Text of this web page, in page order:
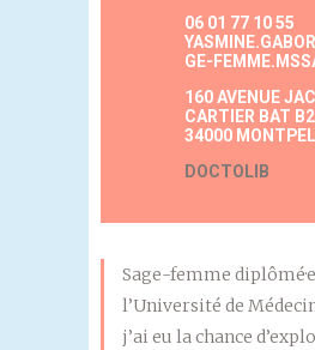
06 01 77 10 55
GE-
160 AVENUE
CARTIER BAT
34000
DOCTOLIB
Sage-femme
l’Université de
j’ai eu la chance